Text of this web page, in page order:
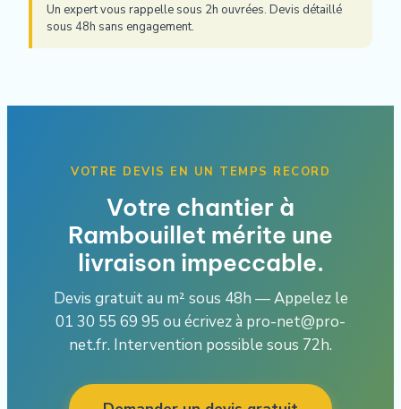
Un expert vous rappelle sous 2h ouvrées. Devis détaillé
sous 48h sans engagement.
VOTRE DEVIS EN UN TEMPS RECORD
Votre chantier à
Rambouillet mérite une
livraison impeccable.
Devis gratuit au m² sous 48h — Appelez le
01 30 55 69 95 ou écrivez à pro-net@pro-
net.fr. Intervention possible sous 72h.